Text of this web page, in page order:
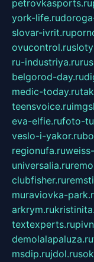
petrovkasports.ru
york-life.ru
slovar-ivrit.ru
ovucontrol.ru
ru-industriya.ru
belgorod-day.ru
medic-today.ru
teensvoice.ru
eva-elfie.rufoto-
veslo-i-yakor.ru
regionufa.ru
universalia.ru
clubfisher.ru
muraviovka-
arkrym.ru
textexperts.ru
demolalapaluza.ru
msdip.rujdol.ru